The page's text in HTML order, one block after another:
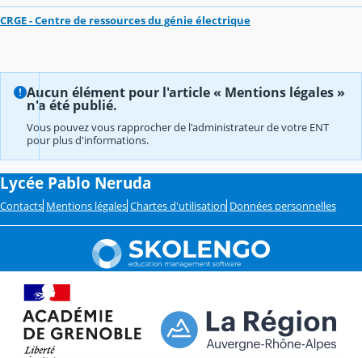
CRGE - Centre de ressources du génie électrique
Aucun élément pour l'article « Mentions légales »
n'a été publié.
Vous pouvez vous rapprocher de l'administrateur de votre ENT
pour plus d'informations.
Lycée Pablo Neruda
Contacts Mentions légales Chartes d'utilisation Données personnelles